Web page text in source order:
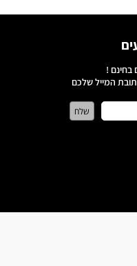
בחינם !
המייל שלכם